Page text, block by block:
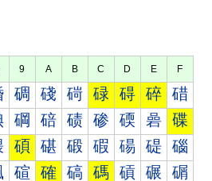
9 A B C D E F
碉 碊 碋 碌 碍 碎 碏
碙 碚 碛 碜 碝 碞 碟
碩 碪 碫 碬 碭 碮 碯
碹 確 碻 碼 碽 碾 碿